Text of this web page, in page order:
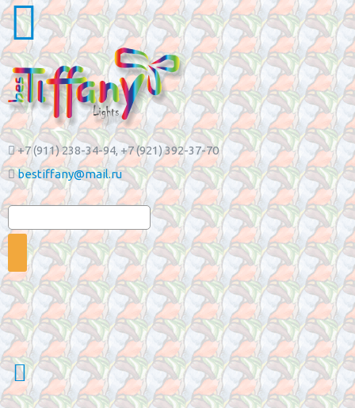
+7 (911) 238-34-94, +7 (921) 392-37-70
bestiffany@mail.ru